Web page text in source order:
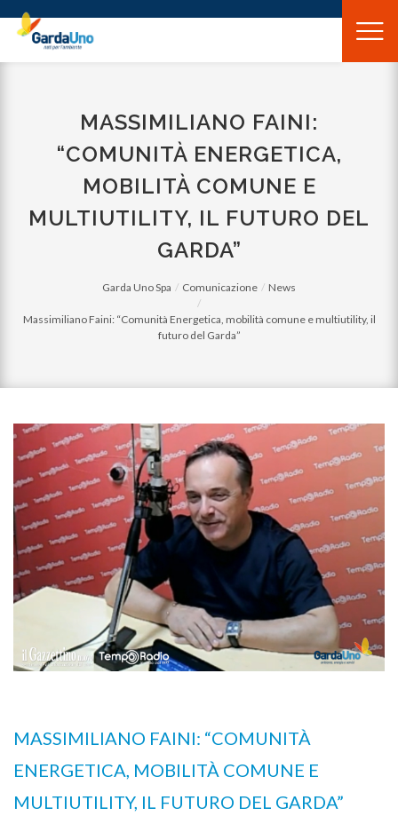
Gardauno
Spa
MASSIMILIANO FAINI:
“COMUNITÀ ENERGETICA,
MOBILITÀ COMUNE E
MULTIUTILITY, IL FUTURO DEL
GARDA”
Garda Uno Spa Comunicazione News
Massimiliano Faini: “Comunità Energetica, mobilità comune e multiutility, il
futuro del Garda”
MASSIMILIANO FAINI: “COMUNITÀ
ENERGETICA, MOBILITÀ COMUNE E
MULTIUTILITY, IL FUTURO DEL GARDA”